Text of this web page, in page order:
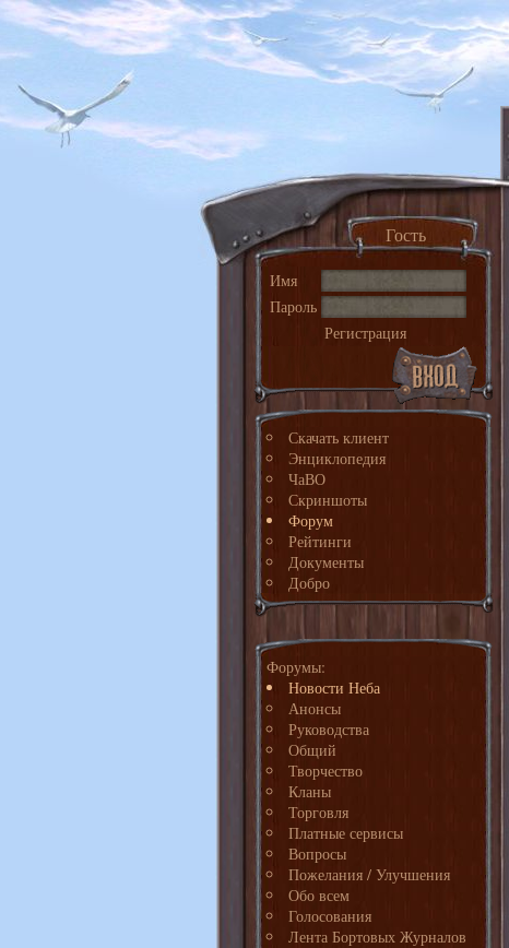
Гость
Имя
Пароль
Регистрация
Скачать клиент
Энциклопедия
ЧаВО
Скриншоты
Форум
Рейтинги
Документы
Добро
Форумы:
Новости Неба
Анонсы
Руководства
Общий
Творчество
Кланы
Торговля
Платные сервисы
Вопросы
Пожелания / Улучшения
Обо всем
Голосования
Лента Бортовых Журналов